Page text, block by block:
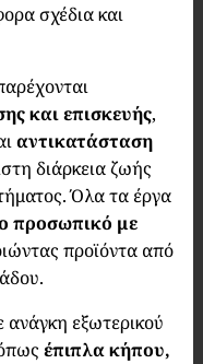
σχέδια και
και επισκευής,
αντικατάσταση
διάρκεια ζωής
Όλα τα έργα
προσωπικό με
προϊόντα από
ανάγκη εξωτερικού
έπιπλα κήπου,